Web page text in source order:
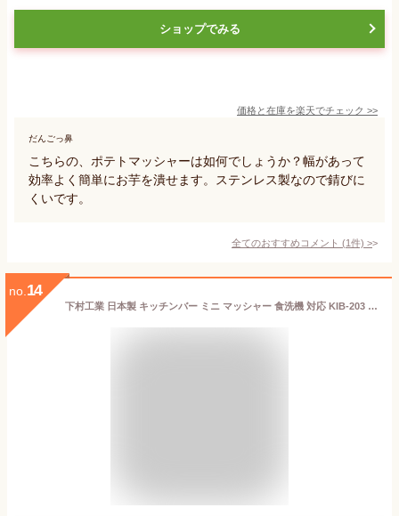
ショップでみる
価格と在庫を楽天でチェック >>
だんごっ鼻
こちらの、ポテトマッシャーは如何でしょうか？幅があって
効率よく簡単にお芋を潰せます。ステンレス製なので錆びに
くいです。
全てのおすすめコメント (1件) >
no. 14
下村工業 日本製 キッチンバー ミニ マッシャー 食洗機 対応 KIB-203 新潟 燕三条製 ブラック 165×45×60mm